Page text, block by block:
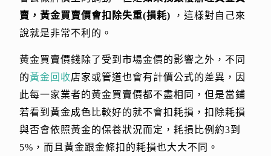
賣，黃金買賣價會扣除失重(損耗)
，這樣對自己來
說就是非常不利的。
黃金買賣價錢除了受到市場金價的影響之外，不同
的黃金回收店家或管道也會有計價公式的差異，因
此每一家業者的黃金買賣價都不盡相同，但是當鋪
若看到黃金成色比較好的就不會扣耗損，扣除耗損
與否會依照黃金的保養狀況而定，耗損比例約3到
5%，而且黃金跟金條扣的耗損也大大不同。